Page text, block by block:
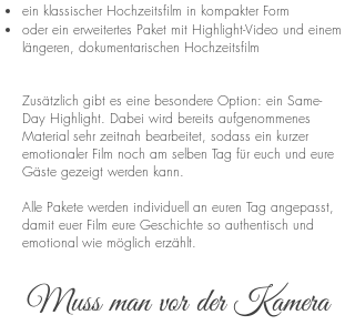
ein klassischer Hochzeitsfilm in kompakter Form
oder ein erweitertes Paket mit Highlight-Video und einem
längeren, dokumentarischen Hochzeitsfilm
Zusätzlich gibt es eine besondere Option: ein Same-
Day Highlight. Dabei wird bereits aufgenommenes
Material sehr zeitnah bearbeitet, sodass ein kurzer
emotionaler Film noch am selben Tag für euch und eure
Gäste gezeigt werden kann.
Alle Pakete werden individuell an euren Tag angepasst,
damit euer Film eure Geschichte so authentisch und
emotional wie möglich erzählt.
Muss man vor der Kamera